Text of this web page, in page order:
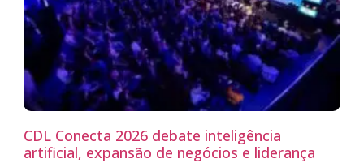
CDL Conecta 2026 debate inteligência
artificial, expansão de negócios e liderança